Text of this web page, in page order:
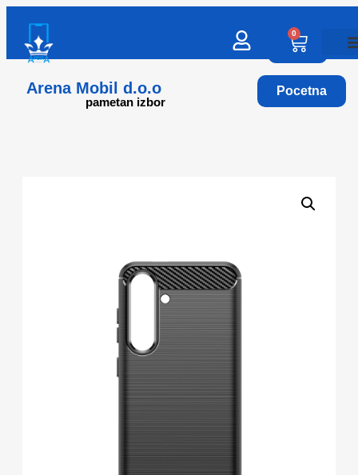
Arena Mobil d.o.o
pametan izbor
0
Pocetna